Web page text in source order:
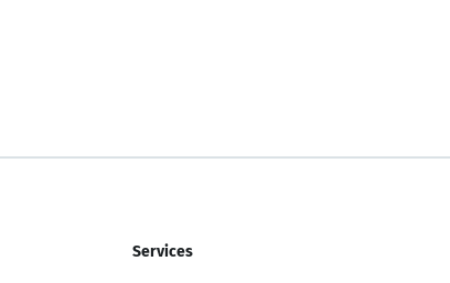
Services